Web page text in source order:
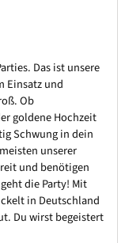
Das ist unsere
Einsatz und
Ob
goldene Hochzeit
Schwung in dein
unserer
und benötigen
die Party! Mit
in Deutschland
Du wirst begeistert